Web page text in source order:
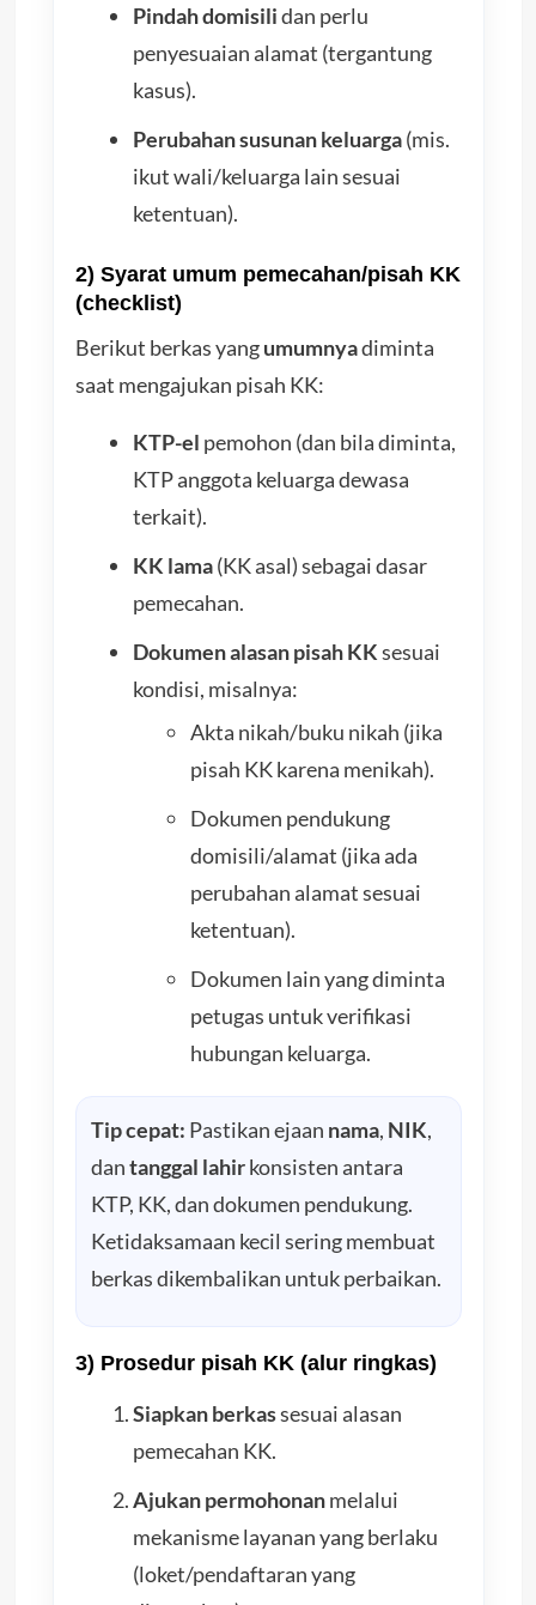
Pindah domisilidan perlu
penyesuaian alamat (tergantung
kasus).
Perubahan susunan keluarga(mis.
ikut wali/keluarga lain sesuai
ketentuan).
2) Syarat umum pemecahan/pisah KK
(checklist)
Berikut berkas yangumumnyadiminta
saat mengajukan pisah KK:
KTP-el pemohon (dan bila diminta,
KTP anggota keluarga dewasa
terkait).
KK lama(KK asal) sebagai dasar
pemecahan.
Dokumen alasan pisah KKsesuai
kondisi, misalnya:
Akta nikah/buku nikah (jika
pisah KK karena menikah).
Dokumen pendukung
domisili/alamat (jika ada
perubahan alamat sesuai
ketentuan).
Dokumen lain yang diminta
petugas untuk verifikasi
hubungan keluarga.
Tip cepat: Pastikan ejaan nama, NIK,
dantanggal lahirkonsisten antara
KTP, KK, dan dokumen pendukung.
Ketidaksamaan kecil sering membuat
berkas dikembalikan untuk perbaikan.
3) Prosedur pisah KK (alur ringkas)
Siapkan berkassesuai alasan
pemecahan KK.
Ajukan permohonanmelalui
mekanisme layanan yang berlaku
(loket/pendaftaran yang